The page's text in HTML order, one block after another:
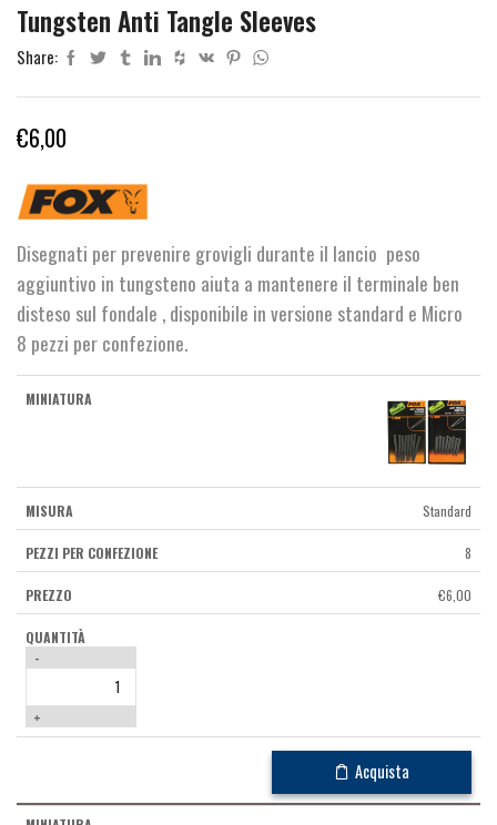
Tungsten Anti Tangle Sleeves
Share:
€6,00
Disegnati per prevenire grovigli durante il lancio peso
aggiuntivo in tungsteno aiuta a mantenere il terminale ben
disteso sul fondale , disponibile in versione standard e Micro
8 pezzi per confezione.
Standard
8
€6,00
-
+
Acquista